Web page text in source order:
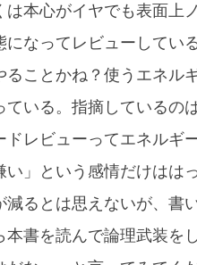
本心がイヤでも表面上
なってレビューしている
ことかね？使うエネル
いる。指摘しているの
レビューってエネルギ
」という感情だけはは
るとは思えないが、書い
書を読んで論理武装を